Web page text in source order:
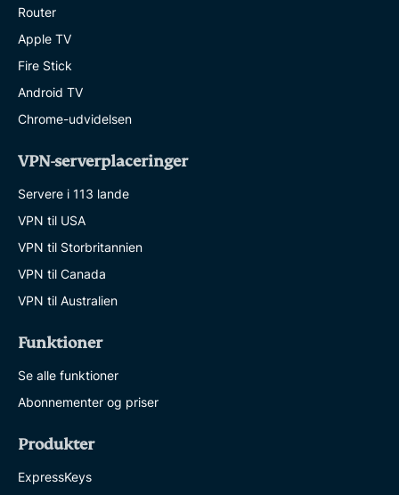
Router
Apple TV
Fire Stick
Android TV
Chrome-udvidelsen
VPN-serverplaceringer
Servere i 113 lande
VPN til USA
VPN til Storbritannien
VPN til Canada
VPN til Australien
Funktioner
Se alle funktioner
Abonnementer og priser
Produkter
ExpressKeys